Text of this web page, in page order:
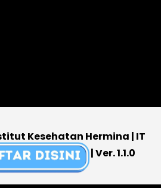
Kesehatan Hermina | IT
Hermina 2026 | Ver. 1.1.0